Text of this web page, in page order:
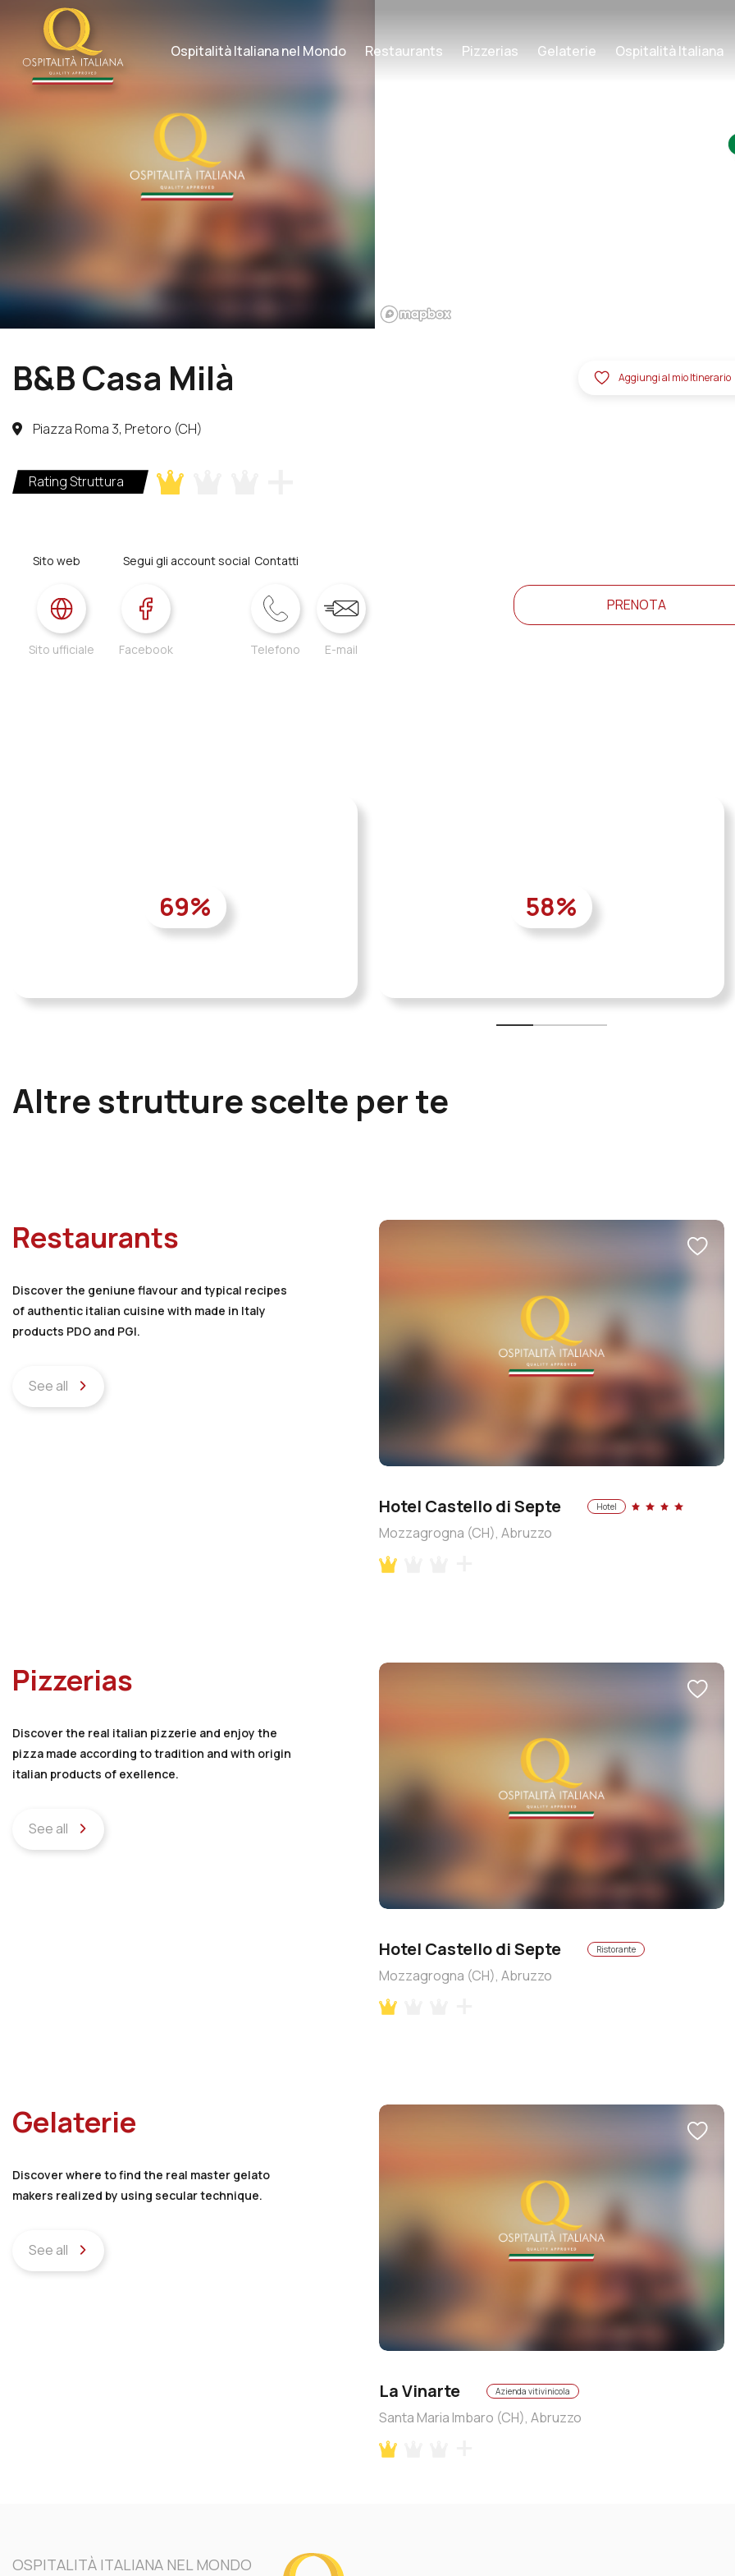
content
Ospitalità Italiana nel Mondo Restaurants Pizzerias Gelaterie Ospitalità Italiana
B&B Casa Milà Aggiungi al mio Itinerario
Piazza Roma 3, Pretoro (CH)
Rating Struttura
Sito web
Sito ufficiale
Segui gli account social
Facebook
Contatti
Telefono E-mail
PRENOTA
69% 58%
Altre strutture scelte per te
Restaurants
Discover the geniune flavour and typical recipes
of authentic italian cuisine with made in Italy
products PDO and PGI.
See all
Hotel Castello di Septe Hotel
Mozzagrogna (CH), Abruzzo
Pizzerias
Discover the real italian pizzerie and enjoy the
pizza made according to tradition and with origin
italian products of exellence.
See all
Hotel Castello di Septe Ristorante
Mozzagrogna (CH), Abruzzo
Gelaterie
Discover where to find the real master gelato
makers realized by using secular technique.
See all
La Vinarte Azienda vitivinicola
Santa Maria Imbaro (CH), Abruzzo
OSPITALITÀ ITALIANA NEL MONDO